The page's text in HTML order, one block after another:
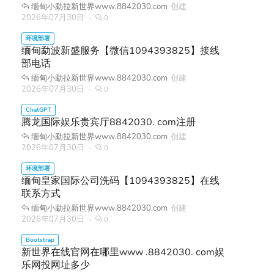
缅甸小勐拉新世界www.8842030.com 创建
2026年07月30日
0
缅甸勐波新盛服务【微信1094393825】接线
部电话
缅甸小勐拉新世界www.8842030.com 创建
2026年07月30日
0
腾龙国际娱乐贵宾厅8842030. com注册
缅甸小勐拉新世界www.8842030.com 创建
2026年07月30日
0
缅甸皇家国际公司洗码【1094393825】在线
联系方式
缅甸小勐拉新世界www.8842030.com 创建
2026年07月30日
0
新世界在线官网在哪里www .8842030. com娱
乐网投网址多少